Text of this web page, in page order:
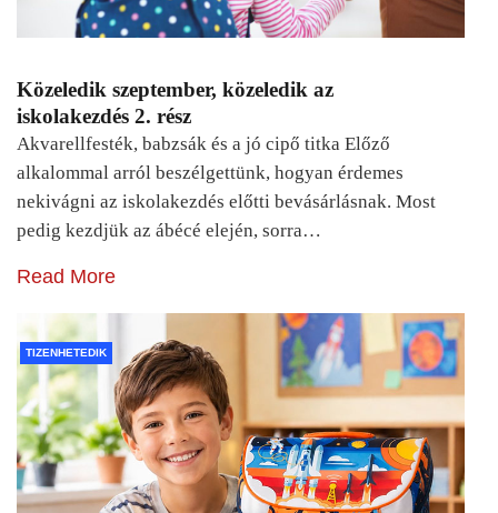
Közeledik szeptember, közeledik az
iskolakezdés 2. rész
Akvarellfesték, babzsák és a jó cipő titka Előző
alkalommal arról beszélgettünk, hogyan érdemes
nekivágni az iskolakezdés előtti bevásárlásnak. Most
pedig kezdjük az ábécé elején, sorra…
Read More
TIZENHETEDIK